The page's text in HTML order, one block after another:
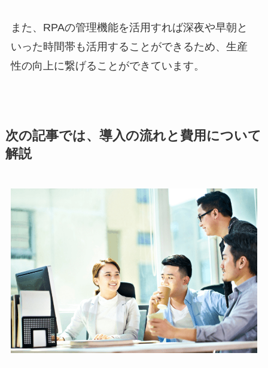
また、RPAの管理機能を活用すれば深夜や早朝と
いった時間帯も活用することができるため、生産
性の向上に繋げることができています。
次の記事では、導入の流れと費用について
解説